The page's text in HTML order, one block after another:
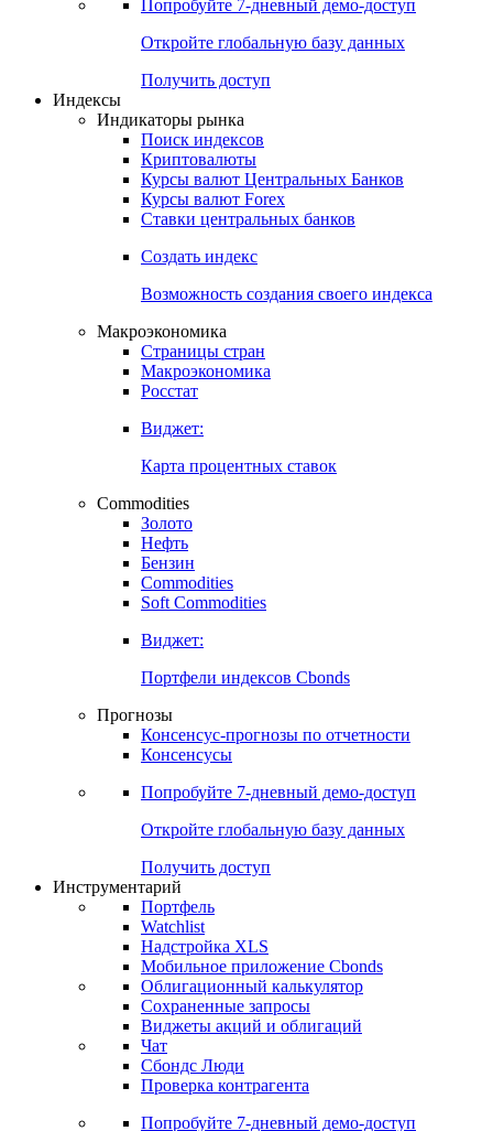
Попробуйте 7-дневный демо-доступ
Откройте глобальную базу данных
Получить доступ
Индексы
Индикаторы рынка
Поиск индексов
Криптовалюты
Курсы валют Центральных Банков
Курсы валют Forex
Ставки центральных банков
Создать индекс
Возможность создания своего индекса
Макроэкономика
Страницы стран
Макроэкономика
Росстат
Виджет:
Карта процентных ставок
Commodities
Золото
Нефть
Бензин
Commodities
Soft Commodities
Виджет:
Портфели индексов Cbonds
Прогнозы
Консенсус-прогнозы по отчетности
Консенсусы
Попробуйте 7-дневный демо-доступ
Откройте глобальную базу данных
Получить доступ
Инструментарий
Портфель
Watchlist
Надстройка XLS
Мобильное приложение Cbonds
Облигационный калькулятор
Сохраненные запросы
Виджеты акций и облигаций
Чат
Сбондс Люди
Проверка контрагента
Попробуйте 7-дневный демо-доступ